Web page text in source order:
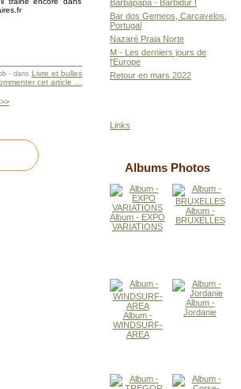
- dans Livre et bulles
cet article
Barbapapa - Barbidur !
Bar dos Gemeos, Carcavelos,
Portugal
Nazaré Praia Norte
M - Les derniers jours de
l'Europe
Retour en mars 2022
Links
Albums Photos
Album - EXPO
VARIATIONS
Album -
BRUXELLES
Album -
WINDSURF-
AREA
Album -
Jordanie